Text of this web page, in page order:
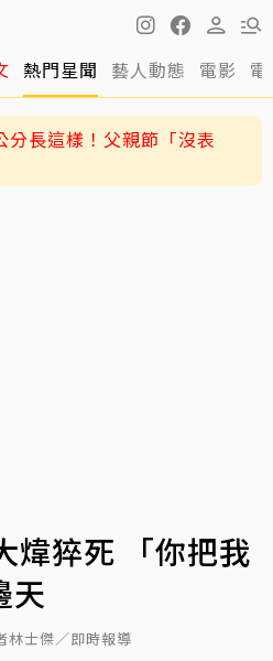
熱門星聞 藝人動態 電影
長這樣！父親節「沒表
煒猝死 「你把我
天
林士傑／即時報導